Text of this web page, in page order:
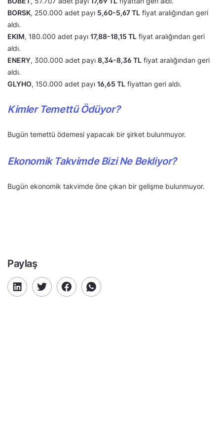
BORSK, 250.000 adet payı 5,60-5,67 TL fiyat aralığından geri
aldı.
EKIM, 180.000 adet payı 17,88-18,15 TL fiyat aralığından geri
aldı.
ENERY, 300.000 adet payı 8,34-8,36 TL fiyat aralığından geri
aldı.
GLYHO, 150.000 adet payı 16,65 TL fiyattan geri aldı.
Kimler Temettü Ödüyor?
Bugün temettü ödemesi yapacak bir şirket bulunmuyor.
Ekonomik Takvimde Bizi Ne Bekliyor?
Bugün ekonomik takvimde öne çıkan bir gelişme bulunmuyor.
Paylaş